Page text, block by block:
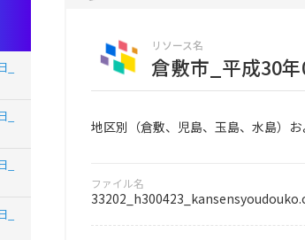
リソース名
倉敷市_平成30
地区別（倉敷、児島、玉島、水島）
ファイル名